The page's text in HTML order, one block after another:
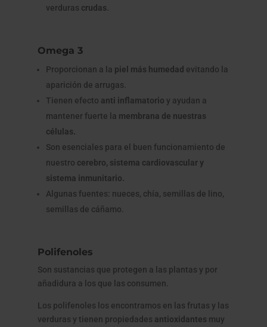
verduras crudas
Omega 3
Proporcionan a la piel más humedad evitando la
aparición de arrugas.
Tienen efecto anti inflamatorio y ayudan a
mantener fuerte la membrana de nuestras
células.
Son esenciales para el buen funcionamiento de
nuestro cerebro, sistema cardiovascular y
sistema inmunitario.
Algunas fuentes: nueces, chía, semillas de lino,
semillas de cáñamo.
Polifenoles
Son sustancias que protegen a las plantas y por
añadidura a los que las consumen.
Los polifenoles los encontramos en las frutas y las
verduras y tienen propiedades antioxidantes muy